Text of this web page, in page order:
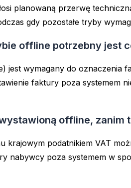
planowaną przerwę
gdy pozostałe tryby
offline potrzebny jest
jest wymagany do
faktury poza systemem
offline, zanim
krajowym podatnikiem VAT
nabywcy poza systemem w